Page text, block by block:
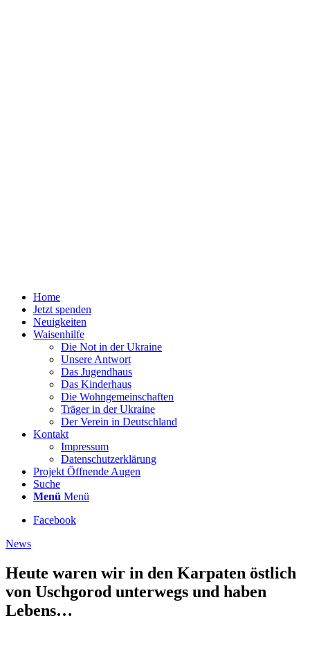
Home
Jetzt spenden
Neuigkeiten
Waisenhilfe
Die Not in der Ukraine
Unsere Antwort
Das Jugendhaus
Das Kinderhaus
Die Wohngemeinschaften
Träger in der Ukraine
Der Verein in Deutschland
Kontakt
Impressum
Datenschutzerklärung
Projekt Öffnende Augen
Suche
Menü Menü
Facebook
News
Heute waren wir in den Karpaten östlich
von Uschgorod unterwegs und haben
Lebens…